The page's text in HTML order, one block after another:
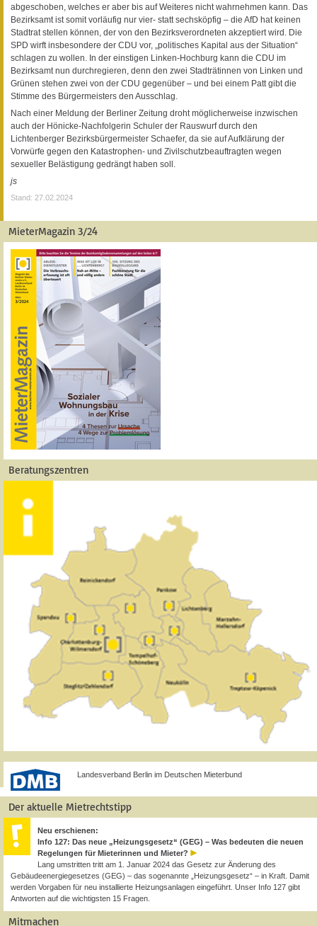
abgeschoben, welches er aber bis auf Weiteres nicht wahrnehmen kann. Das
Bezirksamt ist somit vorläufig nur vier- statt sechsköpfig – die AfD hat keinen
Stadtrat stellen können, der von den Bezirksverordneten akzeptiert wird. Die
SPD wirft insbesondere der CDU vor, „politisches Kapital aus der Situation“
schlagen zu wollen. In der einstigen Linken-Hochburg kann die CDU im
Bezirksamt nun durchregieren, denn den zwei Stadträtinnen von Linken und
Grünen stehen zwei von der CDU gegenüber – und bei einem Patt gibt die
Stimme des Bürgermeisters den Ausschlag.
Nach einer Meldung der Berliner Zeitung droht möglicherweise inzwischen
auch der Hönicke-Nachfolgerin Schuler der Rauswurf durch den
Lichtenberger Bezirksbürgermeister Schaefer, da sie auf Aufklärung der
Vorwürfe gegen den Katastrophen- und Zivilschutzbeauftragten wegen
sexueller Belästigung gedrängt haben soll.
js
Stand: 27.02.2024
MieterMagazin 3/24
Beratungszentren
Landesverband Berlin im Deutschen Mieterbund
Der aktuelle Mietrechtstipp
Neu erschienen:
Info 127: Das neue „Heizungsgesetz“ (GEG) – Was bedeuten die neuen
Regelungen für Mieterinnen und Mieter?
Lang umstritten tritt am 1. Januar 2024 das Gesetz zur Änderung des
Gebäudeenergiegesetzes (GEG) – das sogenannte „Heizungsgesetz“ – in Kraft. Damit
werden Vorgaben für neu installierte Heizungsanlagen eingeführt. Unser Info 127 gibt
Antworten auf die wichtigsten 15 Fragen.
Mitmachen